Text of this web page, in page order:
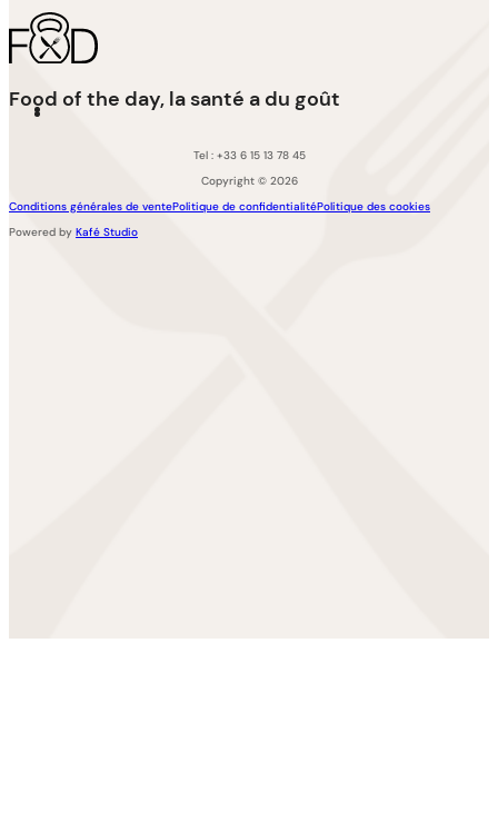
Food of the day, la santé a du goût
Tel : +33 6 15 13 78 45
Copyright © 2026
Conditions générales de ventePolitique de confidentialitéPolitique des cookies
Powered by Kafé Studio